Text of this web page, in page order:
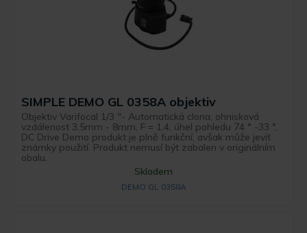
SIMPLE DEMO GL 0358A objektiv
Objektiv Varifocal 1/3 "- Automatická clona, ohnisková
vzdálenost 3.5mm - 8mm, F = 1.4, úhel pohledu 74 ° -33 °,
DC Drive Demo produkt je plně funkční, avšak může jevit
známky použití. Produkt nemusí být zabalen v originálním
obalu.
Skladem
DEMO GL 0358A